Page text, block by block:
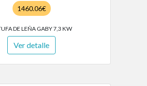
1460.06€
DE LEÑA GABY 7,3 KW
Ver detalle